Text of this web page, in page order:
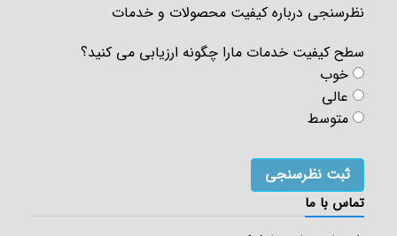
نظرسنجی درباره کیفیت محصولات و خدمات
سطح کیفیت خدمات مارا چگونه ارزیابی می کنید؟
خوب
عالی
متوسط
تماس با ما